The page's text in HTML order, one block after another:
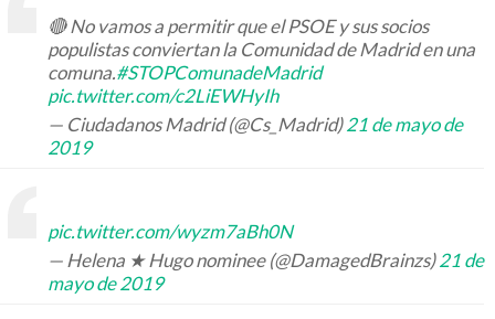
🔴 No vamos a permitir que el PSOE y sus socios
populistas conviertan la Comunidad de Madrid en una
comuna.#STOPComunadeMadrid
pic.twitter.com/c2LiEWHyIh
— Ciudadanos Madrid (@Cs_Madrid)21 de mayo de
2019
pic.twitter.com/wyzm7aBh0N
— Helena ★ Hugo nominee (@DamagedBrainzs)21 de
mayo de 2019